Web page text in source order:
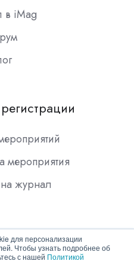
для персонализации
Чтобы узнать подробнее об
с нашей Политикой
в iMag
мероприятия
журнал